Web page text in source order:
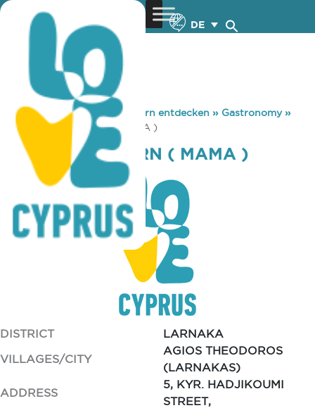
DE
You are here: Home »Zypern entdecken » Gastronomy»
VASSANO TAVERN ( MAMA )
VASSANO TAVERN ( MAMA )
DISTRICT
LARNAKA
VILLAGES/CITY
AGIOS THEODOROS
(LARNAKAS)
ADDRESS
5, KYR. HADJIKOUMI
STREET,